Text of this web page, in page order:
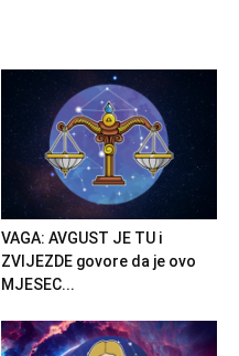
VAGA: AVGUST JE TU i
ZVIJEZDE govore da je ovo
MJESEC...